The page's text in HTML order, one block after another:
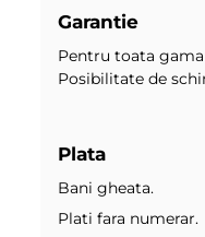
Garantie
Pentru toata
Posibilitate de
Plata
Bani gheata.
Plati fara numerar.